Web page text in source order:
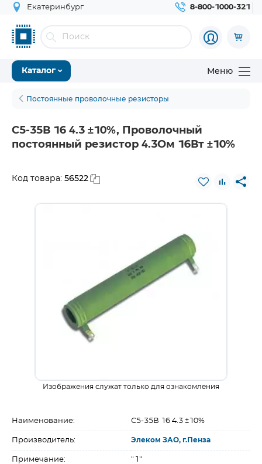
Екатеринбург 8-800-1000-321
Каталог Меню
Постоянные проволочные резисторы
С5-35В 16 4.3 ±10%, Проволочный
постоянный резистор 4.3Ом 16Вт ±10%
Код товара: 56522
Изображения служат только для ознакомления
Наименование: С5-35В 16 4.3 ±10%
Производитель: Элеком ЗАО, г.Пенза
Примечание: "1"